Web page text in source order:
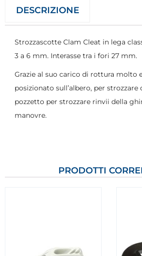
DESCRIZIONE
Strozzascotte Clam Cleat in lega
3 a 6 mm. Interasse tra i fori 27 mm.
Grazie al suo carico di rottura molto
posizionato sull’albero, per strozzare
pozzetto per strozzare rinvii della
manovre.
PRODOTTI